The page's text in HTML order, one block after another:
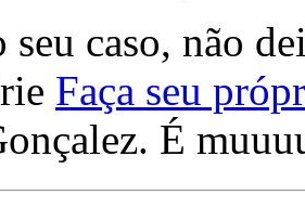
seu caso, não
Faça seu
É